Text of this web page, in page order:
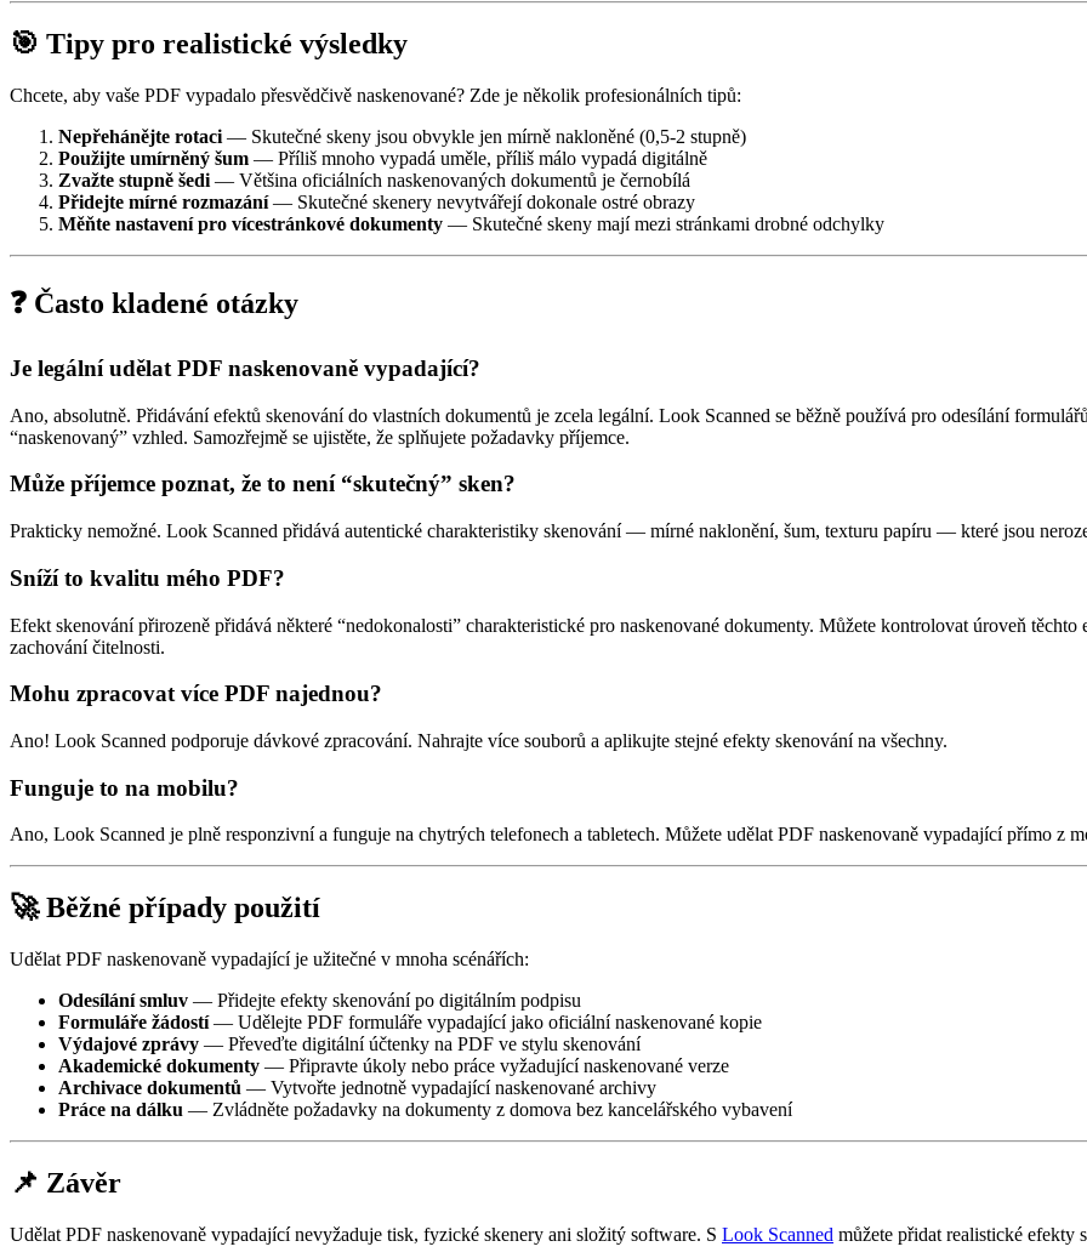
🎯 Tipy pro realistické výsledky
Chcete, aby vaše PDF vypadalo přesvědčivě naskenované? Zde je několik profesionálních tipů:
Nepřehánějte rotaci — Skutečné skeny jsou obvykle jen mírně nakloněné (0,5-2 stupně)
Použijte umírněný šum — Příliš mnoho vypadá uměle, příliš málo vypadá digitálně
Zvažte stupně šedi — Většina oficiálních naskenovaných dokumentů je černobílá
Přidejte mírné rozmazání— Skutečné skenery nevytvářejí dokonale ostré obrazy
Měňte nastavení pro vícestránkové dokumenty — Skutečné skeny mají mezi stránkami drobné odchylky
❓ Často kladené otázky
Je legální udělat PDF naskenovaně vypadající?
Ano, absolutně. Přidávání efektů skenování do vlastních dokumentů je zcela legální. Look Scanned se běžně používá pro odesílání
“naskenovaný” vzhled. Samozřejmě se ujistěte, že splňujete požadavky příjemce.
Může příjemce poznat, že to není “skutečný” sken?
Prakticky nemožné. Look Scanned přidává autentické charakteristiky skenování — mírné naklonění, šum, texturu papíru — které jsou
Sníží to kvalitu mého PDF?
Efekt skenování přirozeně přidává některé “nedokonalosti” charakteristické pro naskenované dokumenty. Můžete kontrolovat úroveň
zachování čitelnosti.
Mohu zpracovat více PDF najednou?
Ano! Look Scanned podporuje dávkové zpracování. Nahrajte více souborů a aplikujte stejné efekty skenování na všechny.
Funguje to na mobilu?
Ano, Look Scanned je plně responzivní a funguje na chytrých telefonech a tabletech. Můžete udělat PDF naskenovaně vypadající přímo z
🚀 Běžné případy použití
Udělat PDF naskenovaně vypadající je užitečné v mnoha scénářích:
Odesílání smluv — Přidejte efekty skenování po digitálním podpisu
Formuláře žádostí— Udělejte PDF formuláře vypadající jako oficiální naskenované kopie
Výdajové zprávy — Převeďte digitální účtenky na PDF ve stylu skenování
Akademické dokumenty — Připravte úkoly nebo práce vyžadující naskenované verze
Archivace dokumentů — Vytvořte jednotně vypadající naskenované archivy
Práce na dálku — Zvládněte požadavky na dokumenty z domova bez kancelářského vybavení
📌 Závěr
Udělat PDF naskenovaně vypadající nevyžaduje tisk, fyzické skenery ani složitý software. S Look Scanned můžete přidat realistické efekty